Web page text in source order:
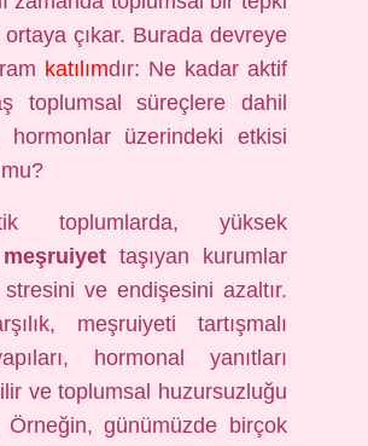
çıkar. Burada devreye
katılımdır: Ne kadar aktif
toplumsal süreçlere dahil
hormonlar üzerindeki etkisi
toplumlarda, yüksek
meşruiyet taşıyan kurumlar
ve endişesini azaltır.
meşruiyeti tartışmalı
hormonal yanıtları
ve toplumsal huzursuzluğu
Örneğin, günümüzde birçok